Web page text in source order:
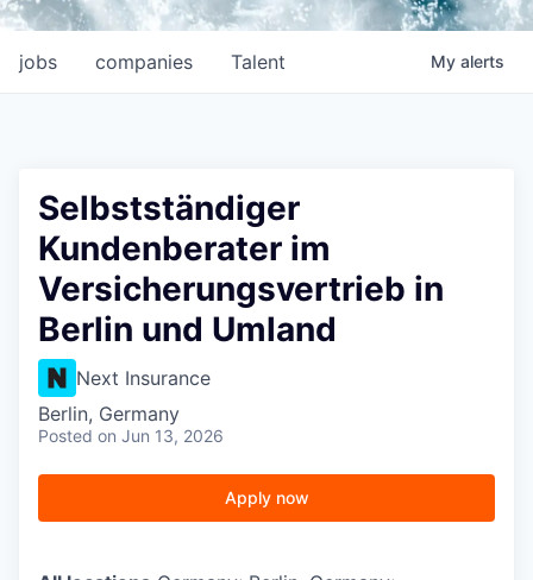
jobs companies Talent My alerts
Selbstständiger
Kundenberater im
Versicherungsvertrieb in
Berlin und Umland
Next Insurance
Berlin, Germany
Posted on Jun 13, 2026
Apply now